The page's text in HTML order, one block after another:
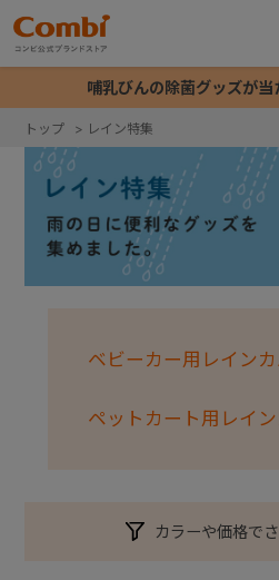
哺乳びんの除菌グッズが
ベビーカー用レイン
ペットカート用レイ
カラーや価格で
トップ > レイン特集